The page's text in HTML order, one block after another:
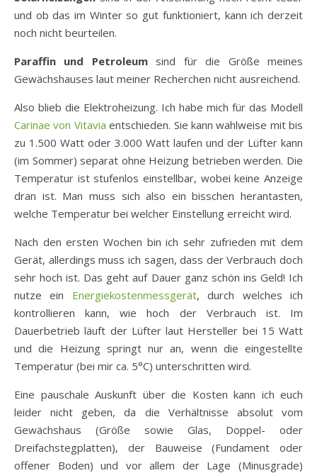
und ob das im Winter so gut funktioniert, kann ich derzeit
noch nicht beurteilen.
Paraffin und Petroleumsind für die Größe meines
Gewächshauses laut meiner Recherchen nicht ausreichend.
Also blieb die Elektroheizung. Ich habe mich für das Modell
Carinae von Vitavia entschieden. Sie kann wahlweise mit bis
zu 1.500 Watt oder 3.000 Watt laufen und der Lüfter kann
(im Sommer) separat ohne Heizung betrieben werden. Die
Temperatur ist stufenlos einstellbar, wobei keine Anzeige
dran ist. Man muss sich also ein bisschen herantasten,
welche Temperatur bei welcher Einstellung erreicht wird.
Nach den ersten Wochen bin ich sehr zufrieden mit dem
Gerät, allerdings muss ich sagen, dass der Verbrauch doch
sehr hoch ist. Das geht auf Dauer ganz schön ins Geld! Ich
nutze ein Energiekostenmessgerät, durch welches ich
kontrollieren kann, wie hoch der Verbrauch ist. Im
Dauerbetrieb läuft der Lüfter laut Hersteller bei 15 Watt
und die Heizung springt nur an, wenn die eingestellte
Temperatur (bei mir ca. 5°C) unterschritten wird.
Eine pauschale Auskunft über die Kosten kann ich euch
leider nicht geben, da die Verhältnisse absolut vom
Gewächshaus (Größe sowie Glas, Doppel- oder
Dreifachstegplatten), der Bauweise (Fundament oder
offener Boden) und vor allem der Lage (Minusgrade)